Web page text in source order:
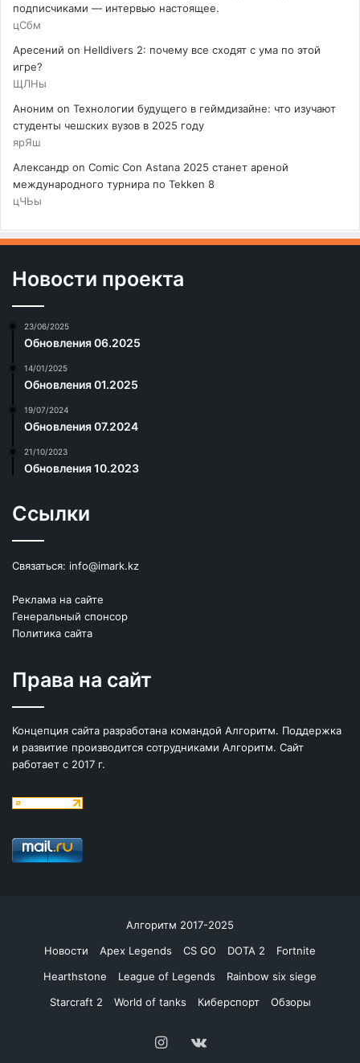
подписчиками — интервью настоящее.
цСбм
Аресений on Helldivers 2: почему все сходят с ума по этой
игре?
ЩЛНы
Аноним on Технологии будущего в геймдизайне: что изучают
студенты чешских вузов в 2025 году
ярЯш
Александр on Comic Con Astana 2025 станет ареной
международного турнира по Tekken 8
цЧЬы
Новости проекта
23/06/2025
Обновления 06.2025
14/01/2025
Обновления 01.2025
19/07/2024
Обновления 07.2024
21/10/2023
Обновления 10.2023
Ссылки
Связаться: info@imark.kz
Реклама на сайте
Генеральный спонсор
Политика сайта
Права на сайт
Концепция сайта разработана командой Алгоритм. Поддержка
и развитие производится сотрудниками Алгоритм. Сайт
работает с 2017 г.
Алгоритм 2017-2025
Новости
Apex Legends CS GO DOTA 2
Fortnite
Hearthstone
League of Legends
Rainbow six siege
Starcraft 2
World of tanks Киберспорт Обзоры
Instagram